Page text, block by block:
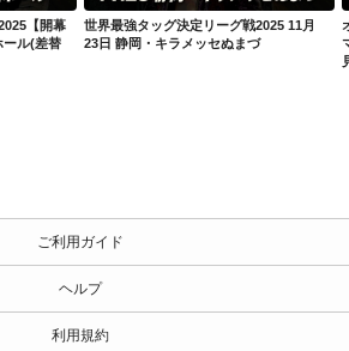
【開幕
ール(差替
世界最強タッグ決定リーグ戦2025 11月
23日 静岡・キラメッセぬまづ
ご利用ガイド
ヘルプ
利用規約